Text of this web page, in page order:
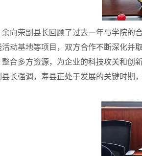
余向荣副县长回顾了过去一年与学院的
活动基地等项目，双方合作不断深化并
整合多方资源，为企业的科技攻关和创
县长强调，寿县正处于发展的关键时期